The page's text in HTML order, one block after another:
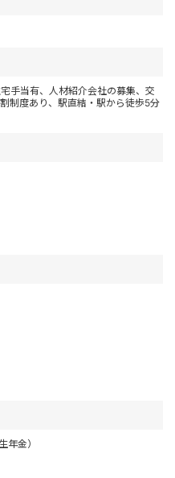
手当有、人材紹介会社の募集、交
制度あり、駅直結・駅から徒歩5分
年金）